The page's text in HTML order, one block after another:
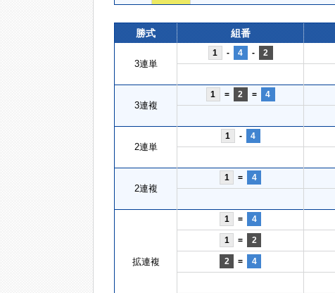
勝式 組番
3連単
1 - 4 - 2
3連複
1 = 2 = 4
2連単
1 - 4
2連複
1 = 4
拡連複
1 = 4
1 = 2
2 = 4